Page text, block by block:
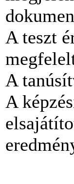
A teszt
A
A